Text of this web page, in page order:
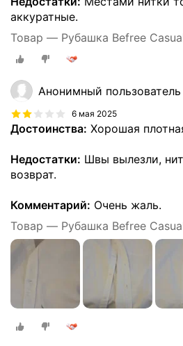
аккуратные.
Товар — Рубашка Befree
Анонимный пользователь
6 мая 2025
Достоинства: Хорошая
Недостатки: Швы вылезли,
возврат.
Комментарий: Очень жаль.
Товар — Рубашка Befree